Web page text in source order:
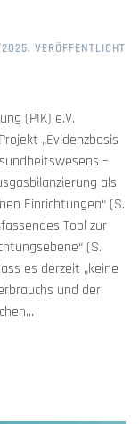
. VERÖFFENTLICHT
(PIK) e.V.
„Evidenzbasis
–
als
Einrichtungen“ (S.
Tool zur
(S.
es derzeit „keine
und der